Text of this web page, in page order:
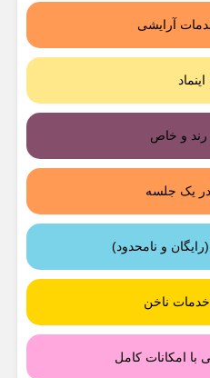
آرایشی
رند و خاص
یک جلسه
و نامحدود)
ناخن
با امکانات کامل